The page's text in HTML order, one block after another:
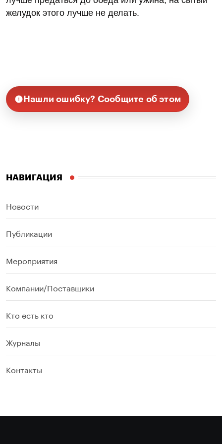
желудок этого лучше не делать.
Нашли ошибку? Сообщите об этом
НАВИГАЦИЯ
Новости
Публикации
Мероприятия
Компании/Поставщики
Кто есть кто
Журналы
Контакты